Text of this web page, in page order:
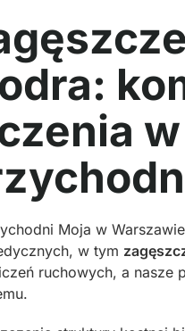
Moja w
w tym
ruchowych, a nasze